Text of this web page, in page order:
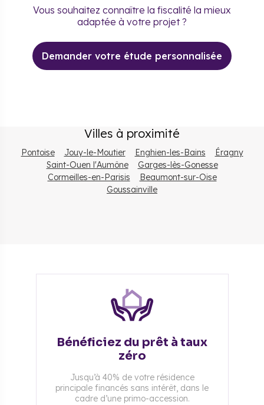
Vous souhaitez connaître la fiscalité la mieux
adaptée à votre projet ?
Demander votre étude personnalisée
Villes à proximité
Pontoise Jouy-le-Moutier Enghien-les-Bains
Éragny
Saint-Ouen l'Aumône
Garges-lès-Gonesse
Cormeilles-en-Parisis
Beaumont-sur-Oise
Goussainville
Bénéficiez du prêt à taux
zéro
Jusqu’à 40% de votre résidence
principale financés sans intérêt, dans le
cadre d’une primo-accession.